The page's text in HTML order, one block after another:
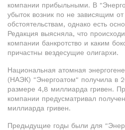
компании прибыльными. В
убыток возник по не зависящим
обстоятельствам, однако есть
Редакция выясняла, что
компании банкротство и каким
причастны вездесущие олигархи.
Национальная атомная
(НАЭК) "Энергоатом" получила в
размере 4,8 миллиарда гривен.
компании предусматривал
миллиарда гривен.
Предыдущие годы были для